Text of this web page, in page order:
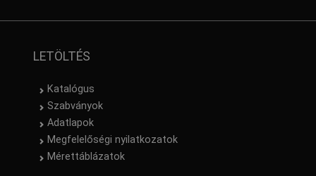
LETÖLTÉS
Katalógus
Szabványok
Adatlapok
Megfelelőségi nyilatkozatok
Mérettáblázatok